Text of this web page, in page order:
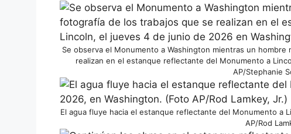
Se observa el Monumento a Washington mientras un
realizan en el estanque reflectante del Monumento a
AP/Stephanie
El agua fluye hacia el estanque reflectante del Monumento a
AP/Rod